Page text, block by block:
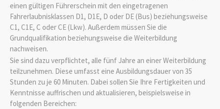
einen gültigen Führerschein mit den eingetragenen
Fahrerlaubnisklassen D1, D1E, D oder DE (Bus) beziehungsweise
C1, C1E, C oder CE (Lkw). Außerdem müssen Sie die
Grundqualifikation beziehungsweise die Weiterbildung
nachweisen.
Sie sind dazu verpflichtet, alle fünf Jahre an einer Weiterbildung
teilzunehmen. Diese umfasst eine Ausbildungsdauer von 35
Stunden zu je 60 Minuten. Dabei sollen Sie Ihre Fertigkeiten und
Kenntnisse auffrischen und aktualisieren, beispielsweise in
folgenden Bereichen: